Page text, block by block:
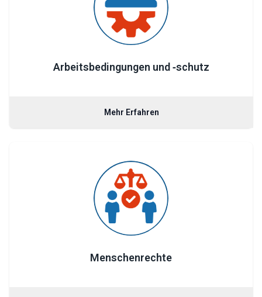
Arbeitsbedingungen und ‑schutz
Mehr Erfahren
Menschenrechte